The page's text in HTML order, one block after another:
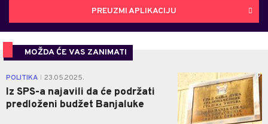
PREUZMI APLIKACIJU
MOŽDA ĆE VAS ZANIMATI
POLITIKA 23.05.2025.
Iz SPS-a najavili da će podržati
predloženi budžet Banjaluke
0